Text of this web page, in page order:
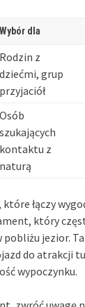
Wybór dla
Rodzin z
dziećmi, grup
przyjaciół
Osób
szukających
kontaktu z
naturą
łączy
który
jezior.
do atrakcji
wypoczynku.